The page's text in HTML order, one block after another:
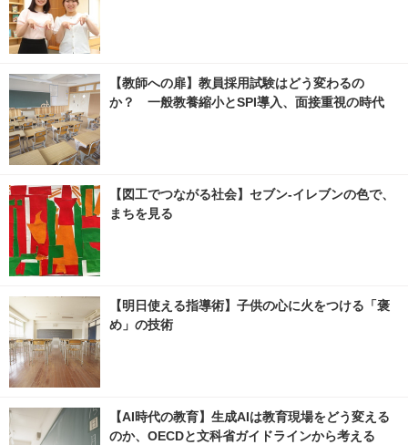
【教師への扉】教員採用試験はどう変わるの
か？ 一般教養縮小とSPI導入、面接重視の時代
【図工でつながる社会】セブン‐イレブンの色で、
まちを見る
【明日使える指導術】子供の心に火をつける「褒
め」の技術
【AI時代の教育】生成AIは教育現場をどう変える
のか、OECDと文科省ガイドラインから考える